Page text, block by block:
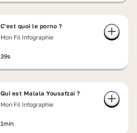
C'est quoi le porno ?
Mon Fil Infographie
39s
Qui est Malala Yousafzai ?
Mon Fil Infographie
1min